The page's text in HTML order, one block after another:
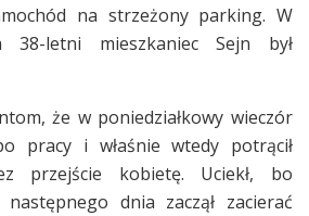
na strzeżony parking. W
38-letni mieszkaniec Sejn był
że w poniedziałkowy wieczór
pracy i właśnie wtedy potrącił
przejście kobietę. Uciekł, bo
następnego dnia zaczął zacierać